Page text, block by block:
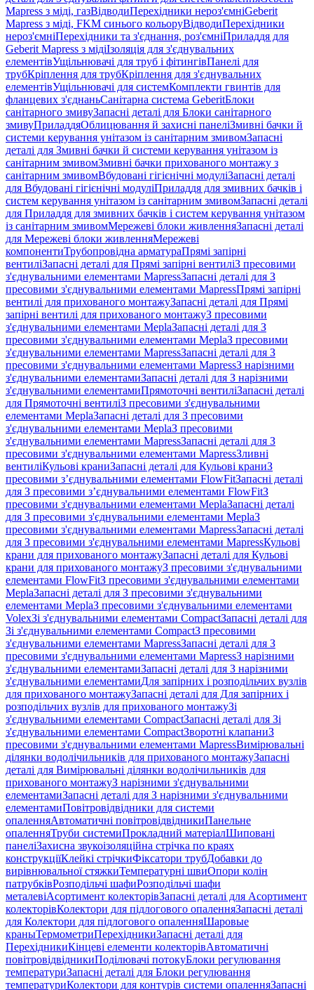
Mapress з міді, газВідводиПерехідники нероз'ємніGeberit
Mapress з міді, FKM синього кольоруВідводиПерехідники
нероз'ємніПерехідники та з'єднання, роз'ємніПриладдя для
Geberit Mapress з мідіІзоляція для з'єднувальних
елементівУщільнювачі для труб і фітингівПанелі для
трубКріплення для трубКріплення для з'єднувальних
елементівУщільнювачі для системКомплекти гвинтів для
фланцевих з'єднаньСанітарна система GeberitБлоки
санітарного змивуЗапасні деталі для Блоки санітарного
змивуПриладдяОблицювання й захисні панеліЗмивні бачки й
системи керування унітазом із санітарним змивомЗапасні
деталі для Змивні бачки й системи керування унітазом із
санітарним змивомЗмивні бачки прихованого монтажу з
санітарним змивомВбудовані гігієнічні модуліЗапасні деталі
для Вбудовані гігієнічні модуліПриладдя для змивних бачків і
систем керування унітазом із санітарним змивомЗапасні деталі
для Приладдя для змивних бачків і систем керування унітазом
із санітарним змивомМережеві блоки живленняЗапасні деталі
для Мережеві блоки живленняМережеві
компонентиТрубопровідна арматураПрямі запірні
вентиліЗапасні деталі для Прямі запірні вентиліЗ пресовими
з'єднувальними елементами MapressЗапасні деталі для З
пресовими з'єднувальними елементами MapressПрямі запірні
вентилі для прихованого монтажуЗапасні деталі для Прямі
запірні вентилі для прихованого монтажуЗ пресовими
з'єднувальними елементами MeplaЗапасні деталі для З
пресовими з'єднувальними елементами MeplaЗ пресовими
з'єднувальними елементами MapressЗапасні деталі для З
пресовими з'єднувальними елементами MapressЗ нарізними
з'єднувальними елементамиЗапасні деталі для З нарізними
з'єднувальними елементамиПрямоточні вентиліЗапасні деталі
для Прямоточні вентиліЗ пресовими з'єднувальними
елементами MeplaЗапасні деталі для З пресовими
з'єднувальними елементами MeplaЗ пресовими
з'єднувальними елементами MapressЗапасні деталі для З
пресовими з'єднувальними елементами MapressЗливні
вентиліКульові краниЗапасні деталі для Кульові краниЗ
пресовими з’єднувальними елементами FlowFitЗапасні деталі
для З пресовими з’єднувальними елементами FlowFitЗ
пресовими з'єднувальними елементами MeplaЗапасні деталі
для З пресовими з'єднувальними елементами MeplaЗ
пресовими з'єднувальними елементами MapressЗапасні деталі
для З пресовими з'єднувальними елементами MapressКульові
крани для прихованого монтажуЗапасні деталі для Кульові
крани для прихованого монтажуЗ пресовими з'єднувальними
елементами FlowFitЗ пресовими з'єднувальними елементами
MeplaЗапасні деталі для З пресовими з'єднувальними
елементами MeplaЗ пресовими з'єднувальними елементами
VolexЗі з'єднувальними елементами CompactЗапасні деталі для
Зі з'єднувальними елементами CompactЗ пресовими
з'єднувальними елементами MapressЗапасні деталі для З
пресовими з'єднувальними елементами MapressЗ нарізними
з'єднувальними елементамиЗапасні деталі для З нарізними
з'єднувальними елементамиДля запірних і розподільчих вузлів
для прихованого монтажуЗапасні деталі для Для запірних і
розподільчих вузлів для прихованого монтажуЗі
з'єднувальними елементами CompactЗапасні деталі для Зі
з'єднувальними елементами CompactЗворотні клапаниЗ
пресовими з'єднувальними елементами MapressВимірювальні
ділянки водолічильників для прихованого монтажуЗапасні
деталі для Вимірювальні ділянки водолічильників для
прихованого монтажуЗ нарізними з'єднувальними
елементамиЗапасні деталі для З нарізними з'єднувальними
елементамиПовітровідвідники для системи
опаленняАвтоматичні повітровідвідникиПанельне
опаленняТруби системиПрокладний матеріалШиповані
панеліЗахисна звукоізоляційна стрічка по краях
конструкціїКлейкі стрічкиФіксатори трубДобавки до
вирівнювальної стяжкиТемпературні швиОпори колін
патрубківРозподільчі шафиРозподільчі шафи
металевіАсортимент колекторівЗапасні деталі для Асортимент
колекторівКолектори для підлогового опаленняЗапасні деталі
для Колектори для підлогового опаленняШаровые
краныТермометриПерехідникиЗапасні деталі для
ПерехідникиКінцеві елементи колекторівАвтоматичні
повітровідвідникиПоділювачі потокуБлоки регулювання
температуриЗапасні деталі для Блоки регулювання
температуриКолектори для контурів системи опаленняЗапасні